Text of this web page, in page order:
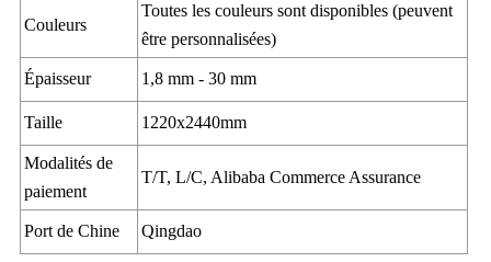
Couleurs
Toutes les couleurs sont disponibles (peuvent
être personnalisées)
Épaisseur 1,8 mm - 30 mm
Taille 1220x2440mm
Modalités de
paiement
T/T, L/C, Alibaba Commerce Assurance
Port de Chine Qingdao